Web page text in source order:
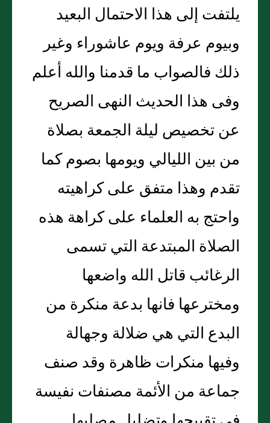
يلتفت إلى هذا الاحتمال البعيد
وبيوم عرفة ويوم عاشوراء وغير
ذلك فالصواب ما قدمنا والله أعلم
وفى هذا الحديث النهى الصريح
عن تخصيص ليلة الجمعة بصلاة
من بين الليالي ويومها بصوم كما
تقدم وهذا متفق على كراهيته
واحتج به العلماء على كراهة هذه
الصلاة المبتدعة التي تسمى
الرغائب قاتل الله واضعها
ومخترعها فانها بدعة منكرة من
البدع التي هي ضلالة وجهالة
وفيها منكرات ظاهرة وقد صنف
جماعة من الأئمة مصنفات نفيسة